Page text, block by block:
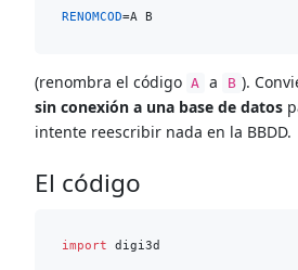
RENOMCOD
(renombra el código A a B ).
sin conexión a una base de datos
intente reescribir nada en la BBDD.
El código
import digi3d